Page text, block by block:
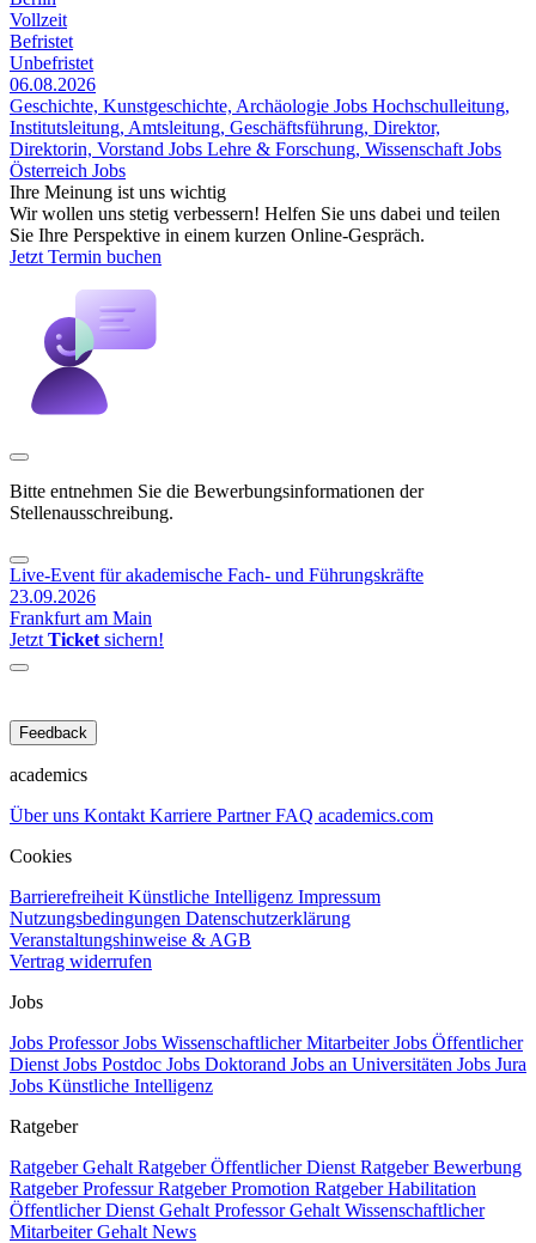
Vollzeit
Befristet
Unbefristet
06.08.2026
Geschichte, Kunstgeschichte, Archäologie Jobs Hochschulleitung,
Institutsleitung, Amtsleitung, Geschäftsführung, Direktor,
Direktorin, Vorstand Jobs Lehre & Forschung, Wissenschaft Jobs
Österreich Jobs
Ihre Meinung ist uns wichtig
Wir wollen uns stetig verbessern! Helfen Sie uns dabei und teilen
Sie Ihre Perspektive in einem kurzen Online-Gespräch.
Jetzt Termin buchen
Bitte entnehmen Sie die Bewerbungsinformationen der
Stellenausschreibung.
Live-Event für akademische Fach- und Führungskräfte
23.09.2026
Frankfurt am Main
Jetzt Ticket sichern!
Feedback
academics
Über uns Kontakt Karriere PartnerFAQ academics.com
Cookies
Barrierefreiheit Künstliche Intelligenz Impressum
Nutzungsbedingungen Datenschutzerklärung
Veranstaltungshinweise & AGB
Vertrag widerrufen
Jobs
Jobs ProfessorJobs Wissenschaftlicher MitarbeiterJobs Öffentlicher
Dienst Jobs Postdoc Jobs Doktorand Jobs an Universitäten Jobs Jura
Jobs Künstliche Intelligenz
Ratgeber
Ratgeber Gehalt Ratgeber Öffentlicher Dienst Ratgeber Bewerbung
Ratgeber ProfessurRatgeber Promotion Ratgeber Habilitation
Öffentlicher Dienst Gehalt Professor Gehalt Wissenschaftlicher
Mitarbeiter Gehalt News